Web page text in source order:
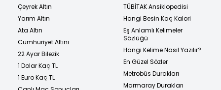
Çeyrek Altın
Yarım Altın
Ata Altın
Cumhuriyet Altını
22 Ayar Bilezik
1 Dolar Kaç TL
1 Euro Kaç TL
TÜBİTAK Ansiklopedisi
Hangi Besin Kaç Kalori
Eş Anlamlı Kelimeler
Sözlüğü
Hangi Kelime Nasıl Yazılır?
En Güzel Sözler
Metrobüs Durakları
Marmaray Durakları